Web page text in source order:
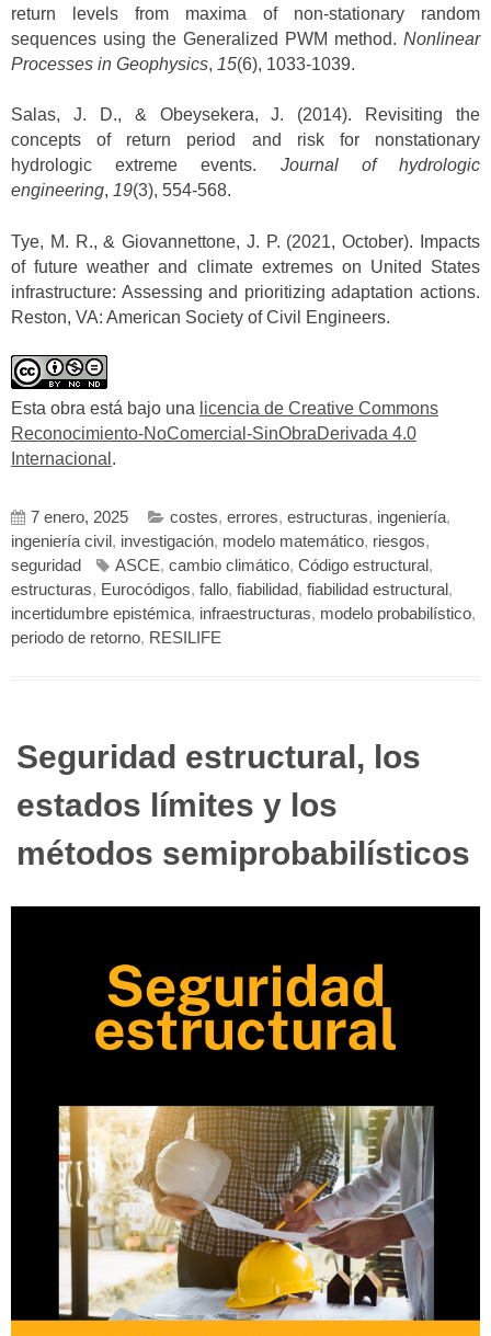
return levels from maxima of non-stationary random
sequences using the Generalized PWM method. Nonlinear
Processes in Geophysics, 15(6), 1033-1039.
Salas, J. D., & Obeysekera, J. (2014). Revisiting the
concepts of return period and risk for nonstationary
hydrologic extreme events. Journal of hydrologic
engineering, 19(3), 554-568.
Tye, M. R., & Giovannettone, J. P. (2021, October). Impacts
of future weather and climate extremes on United States
infrastructure: Assessing and prioritizing adaptation actions.
Reston, VA: American Society of Civil Engineers.
Esta obra está bajo una licencia de Creative Commons
Reconocimiento-NoComercial-SinObraDerivada 4.0
Internacional .
7 enero, 2025 costes, errores, estructuras, ingeniería,
ingeniería civil , investigación, modelo matemático, riesgos,
seguridad
ASCE, cambio climático, Código estructural ,
estructuras, Eurocódigos, fallo, fiabilidad, fiabilidad estructural ,
incertidumbre epistémica, infraestructuras, modelo probabilístico,
periodo de retorno, RESILIFE
Seguridad estructural, los
estados límites y los
métodos semiprobabilísticos